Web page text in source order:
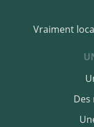
Vraiment